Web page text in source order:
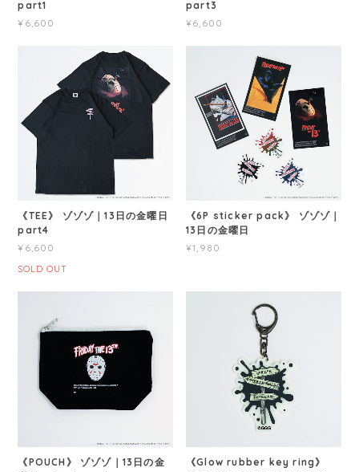
part1
¥6,600
part3
¥6,600
《TEE》 ゾゾゾ｜13日の金曜日
part4
¥6,600
SOLD OUT
《6P sticker pack》 ゾゾゾ｜
13日の金曜日
¥1,980
《POUCH》 ゾゾゾ｜13日の金
《Glow rubber key ring》